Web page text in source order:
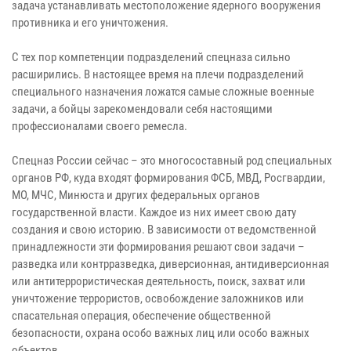
задача устанавливать местоположение ядерного вооружения
противника и его уничтожения.
С тех пор компетенции подразделений спецназа сильно
расширились. В настоящее время на плечи подразделений
специального назначения ложатся самые сложные военные
задачи, а бойцы зарекомендовали себя настоящими
профессионалами своего ремесла.
Спецназ России сейчас – это многосоставный род специальных
органов РФ, куда входят формирования ФСБ, МВД, Росгвардии,
МО, МЧС, Минюста и других федеральных органов
государственной власти. Каждое из них имеет свою дату
создания и свою историю. В зависимости от ведомственной
принадлежности эти формирования решают свои задачи –
разведка или контрразведка, диверсионная, антидиверсионная
или антитеррористическая деятельность, поиск, захват или
уничтожение террористов, освобождение заложников или
спасательная операция, обеспечение общественной
безопасности, охрана особо важных лиц или особо важных